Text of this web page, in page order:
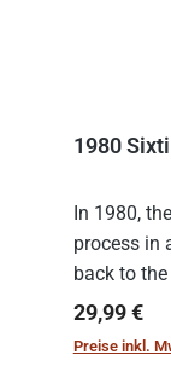
1980
In 1980,
process in
back to
team of
the
Regulärer
29,99 €
Preise inkl.